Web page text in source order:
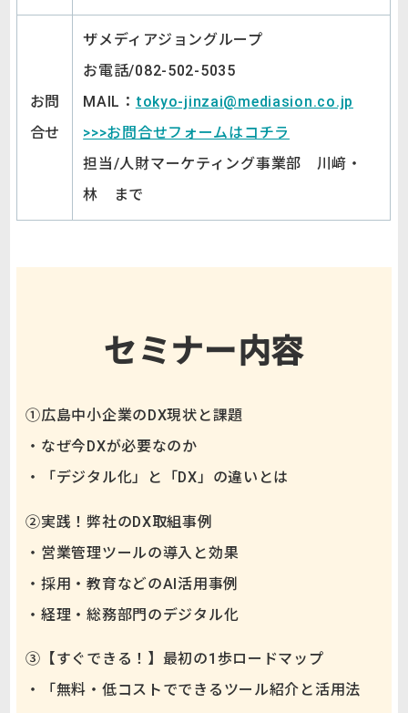
お問
合せ
ザメディアジョングループ
お電話/082-502-5035
MAIL： tokyo-jinzai@mediasion.co.jp
>>>お問合せフォームはコチラ
担当/人財マーケティング事業部 川﨑・
林 まで
セミナー内容
①広島中小企業のDX現状と課題
・なぜ今DXが必要なのか
・「デジタル化」と「DX」の違いとは
②実践！弊社のDX取組事例
・営業管理ツールの導入と効果
・採用・教育などのAI活用事例
・経理・総務部門のデジタル化
③【すぐできる！】最初の1歩ロードマップ
・「無料・低コストでできるツール紹介と活用法